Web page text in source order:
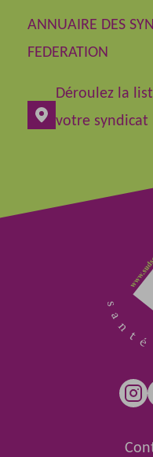
ANNUAIRE DES
FEDERATION
Déroulez la
votre